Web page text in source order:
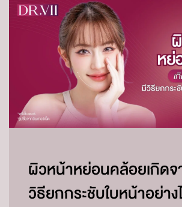
ผิวหน้าหย่อนคล้อยเกิดจ
วิธียกกระชับใบหน้าอย่าง